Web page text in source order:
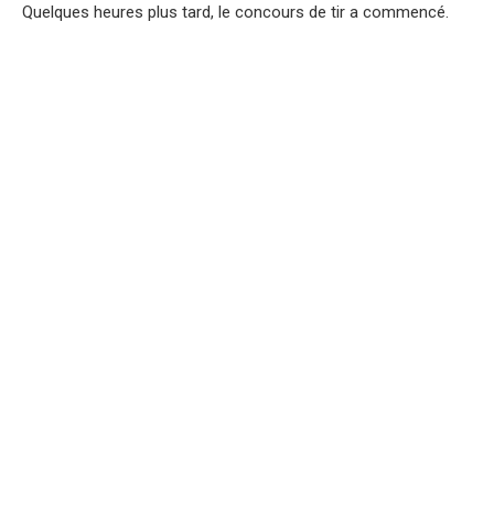
Quelques heures plus tard, le concours de tir a commencé.